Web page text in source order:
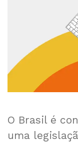
O Brasil é
uma